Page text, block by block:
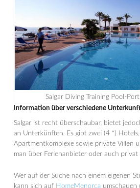
Salgar Diving Training Pool-
Information über verschiedene
Salgar ist recht überschaubar, bietet
an Unterkünften. Es gibt zwei (4 *)
Apartmentkomplexe sowie private Villen
man über Ferienanbieter oder auch privat
Wer auf der Suche nach einem eigenen
kann sich auf HomeMenorca umschauen